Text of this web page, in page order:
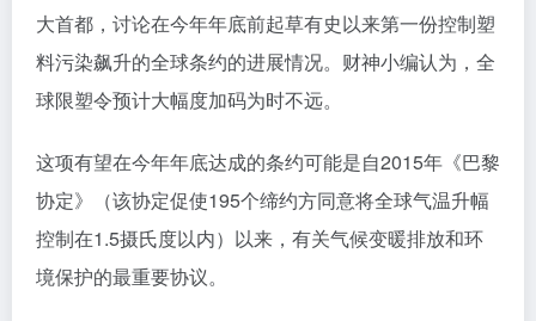
大首都，讨论在今年年底前起草有史以来第一份控制塑
料污染飙升的全球条约的进展情况。财神小编认为，全
球限塑令预计大幅度加码为时不远。
这项有望在今年年底达成的条约可能是自2015年《巴黎
协定》（该协定促使195个缔约方同意将全球气温升幅
控制在1.5摄氏度以内）以来，有关气候变暖排放和环
境保护的最重要协议。